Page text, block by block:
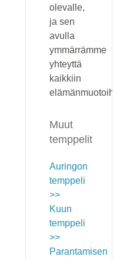
olevalle,
ja sen
avulla
ymmärrämme
yhteyttä
kaikkiin
elämänmuotoihin.
Muut
temppelit
Auringon
temppeli
>>
Kuun
temppeli
>>
Parantamisen